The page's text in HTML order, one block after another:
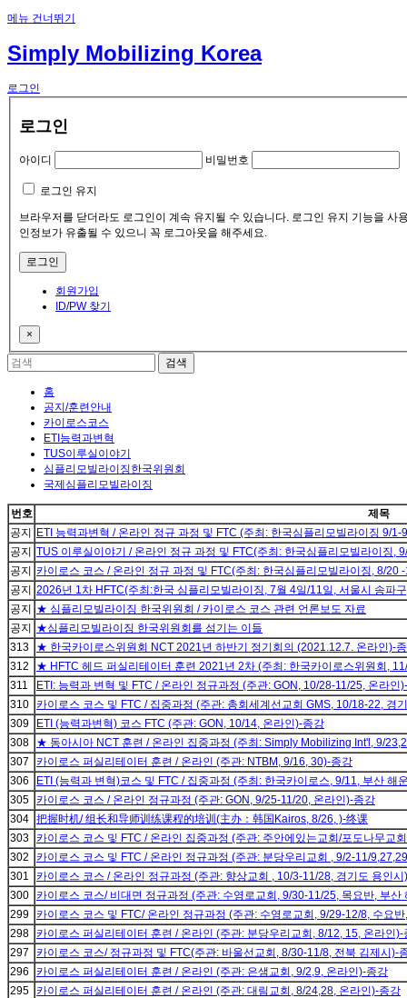
메뉴 건너뛰기
Simply Mobilizing Korea
로그인
로그인
아이디 비밀번호
로그인 유지
브라우저를 닫더라도 로그인이 계속 유지될 수 있습니다. 로그인 유지 기능을
인정보가 유출될 수 있으니 꼭 로그아웃을 해주세요.
회원가입
ID/PW 찾기
×
홈
공지/훈련안내
카이로스코스
ETI능력과변혁
TUS이루실이야기
심플리모빌라이징한국위원회
국제심플리모빌라이징
번호
제목
공지 ETI 능력과변혁 / 온라인 정규 과정 및 FTC (주최: 한국심플리모빌라이징 9/1-
공지 TUS 이루실이야기 / 온라인 정규 과정 및 FTC(주최: 한국심플리모빌라이징,
공지 카이로스 코스 / 온라인 정규 과정 및 FTC(주최: 한국심플리모빌라이징, 8/20
공지 2026년 1차 HFTC(주최:한국 심플리모빌라이징, 7월 4일/11일, 서울시 송파
공지 ★ 심플리모빌라이징 한국위원회 / 카이로스 코스 관련 언론보도 자료
공지 ★심플리모빌라이징 한국위원회를 섬기는 이들
313
★ 한국카이로스위원회 NCT 2021년 하반기 정기회의 (2021.12.7. 온라인)-
312
★ HFTC 헤드 퍼실리테이터 훈련 2021년 2차 (주최: 한국카이로스위원회,
311
ETI: 능력과 변혁 및 FTC / 온라인 정규과정 (주관: GON, 10/28-11/25, 온라인
310 카이로스 코스 및 FTC / 집중과정 (주관: 총회세계선교회 GMS, 10/18-22, 경
309
ETI (능력과변혁) 코스 FTC (주관: GON, 10/14, 온라인)-종강
308
★ 동아시아 NCT 훈련 / 온라인 집중과정 (주최: Simply Mobilizing Int'l, 9/
307
카이로스 퍼실리테이터 훈련 / 온라인 (주관: NTBM, 9/16, 30)-종강
306
ETI (능력과 변혁)코스 및 FTC / 집중과정 (주최: 한국카이로스, 9/11, 부산 해
305 카이로스 코스 / 온라인 정규과정 (주관: GON, 9/25-11/20, 온라인)-종강
304 把握时机/ 组长和导师训练课程的培训(主办：韩国Kairos, 8/26, )-终课
303 카이로스 코스 및 FTC / 온라인 집중과정 (주관: 주안에있는교회/포도나무교
302
카이로스 코스 및 FTC / 온라인 정규과정 (주관: 분당우리교회 , 9/2-11/
301
카이로스 코스 / 온라인 정규과정 (주관: 향상교회 , 10/3-11/28, 경기도 용인시
300 카이로스 코스/ 비대면 정규과정 (주관: 수영로교회, 9/30-11/25, 목요반, 부산
299 카이로스 코스 및 FTC/ 온라인 정규과정 (주관: 수영로교회, 9/29-12/8, 수요
298 카이로스 퍼실리테이터 훈련 / 온라인 (주관: 분당우리교회, 8/12, 15, 온라인)-
297
카이로스 코스/ 정규과정 및 FTC(주관: 바울선교회, 8/30-11/8, 전북 김제시)-
296
카이로스 퍼실리테이터 훈련 / 온라인 (주관: 은샘교회, 9/2,9, 온라인)-종강
295 카이로스 퍼실리테이터 훈련 / 온라인 (주관: 대림교회, 8/24,28, 온라인)-종강